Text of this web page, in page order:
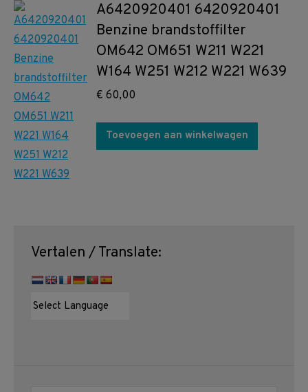
A6420920401 6420920401
Benzine brandstoffilter
OM642 OM651 W211 W221
W164 W251 W212 W221 W639
€ 60,00
Toevoegen aan winkelwagen
Vertalen / Translate: